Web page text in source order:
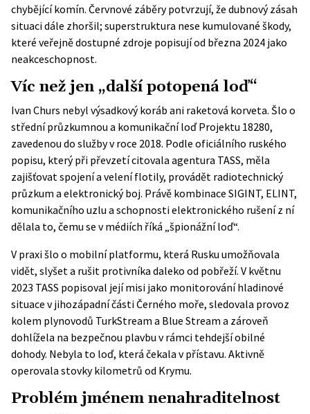
chybějící komín. Červnové záběry potvrzují, že dubnový zásah
situaci dále zhoršil; superstruktura nese kumulované škody,
které veřejně dostupné zdroje popisují od března 2024 jako
neakceschopnost.
Víc než jen „další potopená loď“
Ivan Churs nebyl výsadkový koráb ani raketová korveta. Šlo o
střední průzkumnou a komunikační loď Projektu 18280,
zavedenou do služby v roce 2018. Podle oficiálního ruského
popisu, který při převzetí citovala agentura TASS, měla
zajišťovat spojení a velení flotily, provádět radiotechnický
průzkum a elektronický boj. Právě kombinace SIGINT, ELINT,
komunikačního uzlu a schopnosti elektronického rušení z ní
dělala to, čemu se v médiích říká „špionážní loď“.
V praxi šlo o mobilní platformu, která Rusku umožňovala
vidět, slyšet a rušit protivníka daleko od pobřeží. V květnu
2023 TASS popisoval její misi jako monitorování hladinové
situace v jihozápadní části Černého moře, sledovala provoz
kolem plynovodů TurkStream a Blue Stream a zároveň
dohlížela na bezpečnou plavbu v rámci tehdejší obilné
dohody. Nebyla to loď, která čekala v přístavu. Aktivně
operovala stovky kilometrů od Krymu.
Problém jménem nenahraditelnost